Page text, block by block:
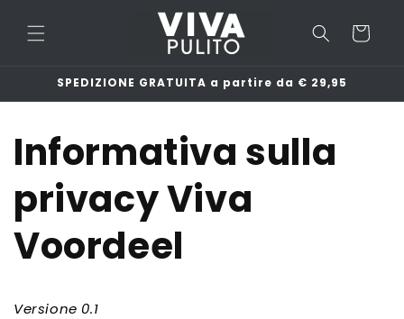
direttamente
ai contenuti
Carrello
SPEDIZIONE GRATUITA a partire da € 29,95
Informativa sulla
privacy Viva
Voordeel
Versione 0.1